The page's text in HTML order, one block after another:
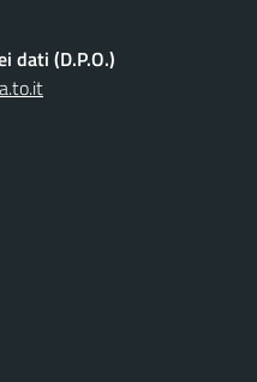
dati (D.P.O.)